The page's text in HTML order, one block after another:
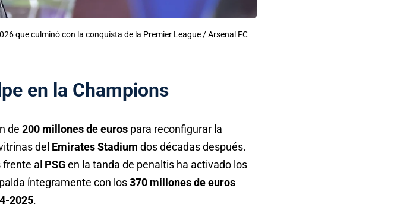
que culminó con la conquista de la Premier League / Arsenal FC
en la Champions
de 200 millones de euros para reconfigurar la
del Emirates Stadium dos décadas después.
frente al PSGen la tanda de penaltis ha activado los
íntegramente con los370 millones de euros
2025.